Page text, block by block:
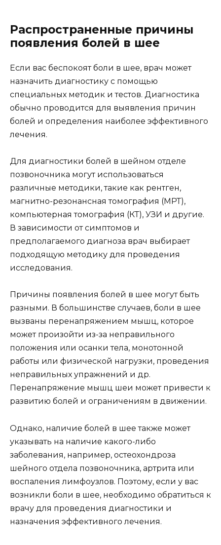
Распространенные причины
появления болей в шее
Если вас беспокоят боли в шее, врач может
назначить диагностику с помощью
специальных методик и тестов. Диагностика
обычно проводится для выявления причин
болей и определения наиболее эффективного
лечения.
Для диагностики болей в шейном отделе
позвоночника могут использоваться
различные методики, такие как рентген,
магнитно-резонансная томография (МРТ),
компьютерная томография (КТ), УЗИ и другие.
В зависимости от симптомов и
предполагаемого диагноза врач выбирает
подходящую методику для проведения
исследования.
Причины появления болей в шее могут быть
разными. В большинстве случаев, боли в шее
вызваны перенапряжением мышц, которое
может произойти из-за неправильного
положения или осанки тела, монотонной
работы или физической нагрузки, проведения
неправильных упражнений и др.
Перенапряжение мышц шеи может привести к
развитию болей и ограничениям в движении.
Однако, наличие болей в шее также может
указывать на наличие какого-либо
заболевания, например, остеохондроза
шейного отдела позвоночника, артрита или
воспаления лимфоузлов. Поэтому, если у вас
возникли боли в шее, необходимо обратиться к
врачу для проведения диагностики и
назначения эффективного лечения.